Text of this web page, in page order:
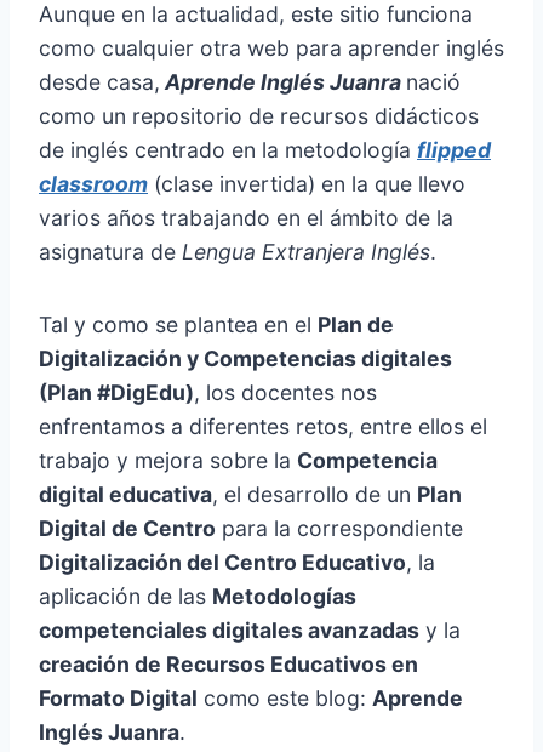
Aunque en la actualidad, este sitio funciona
como cualquier otra web para aprender inglés
desde casa, Aprende Inglés Juanra nació
como un repositorio de recursos didácticos
de inglés centrado en la metodología flipped
classroom (clase invertida) en la que llevo
varios años trabajando en el ámbito de la
asignatura de Lengua Extranjera Inglés.
Tal y como se plantea en el Plan de
Digitalización y Competencias digitales
(Plan #DigEdu), los docentes nos
enfrentamos a diferentes retos, entre ellos el
trabajo y mejora sobre la Competencia
digital educativa, el desarrollo de un Plan
Digital de Centro para la correspondiente
Digitalización del Centro Educativo, la
aplicación de las Metodologías
competenciales digitales avanzadas y la
creación de Recursos Educativos en
Formato Digital como este blog: Aprende
Inglés Juanra.